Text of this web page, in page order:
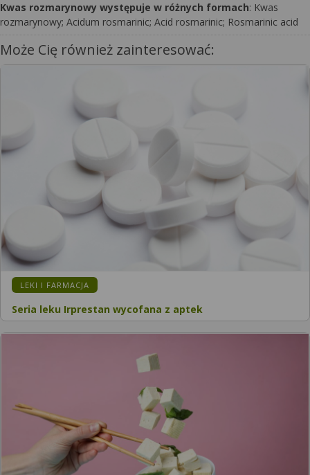
Kwas rozmarynowy występuje w różnych formach: Kwas
rozmarynowy; Acidum rosmarinic; Acid rosmarinic; Rosmarinic acid
Może Cię również zainteresować:
LEKI I FARMACJA
Seria leku Irprestan wycofana z aptek